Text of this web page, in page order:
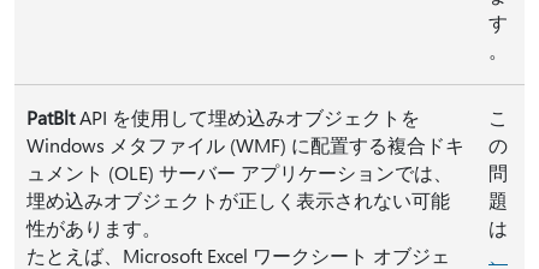
す
。
PatBltAPI を使用して埋め込みオブジェクトを
Windows メタファイル (WMF) に配置する複合ドキ
ュメント (OLE) サーバー アプリケーションでは、
埋め込みオブジェクトが正しく表示されない可能
性があります。
たとえば、Microsoft Excel ワークシート オブジェ
こ
の
問
題
は